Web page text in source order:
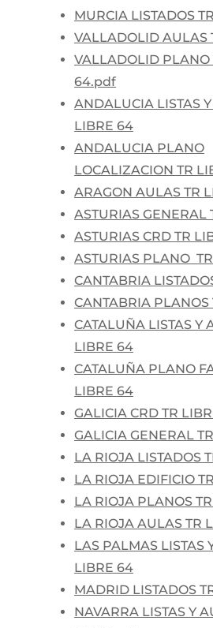
MURCIA LISTADOS
VALLADOLID AULAS
VALLADOLID PLANO
64.pdf
ANDALUCIA LISTAS
LIBRE 64
ANDALUCIA PLANO
LOCALIZACION TR
ARAGON AULAS TR
ASTURIAS GENERAL
ASTURIAS CRD TR
ASTURIAS PLANO
CANTABRIA
CANTABRIA PLANOS
CATALUÑA LISTAS Y
LIBRE 64
CATALUÑA PLANO
LIBRE 64
GALICIA CRD TR
GALICIA GENERAL
LA RIOJA LISTADOS
LA RIOJA EDIFICIO
LA RIOJA PLANOS
LA RIOJA AULAS TR
LAS PALMAS LISTAS
LIBRE 64
MADRID LISTADOS
NAVARRA LISTAS Y